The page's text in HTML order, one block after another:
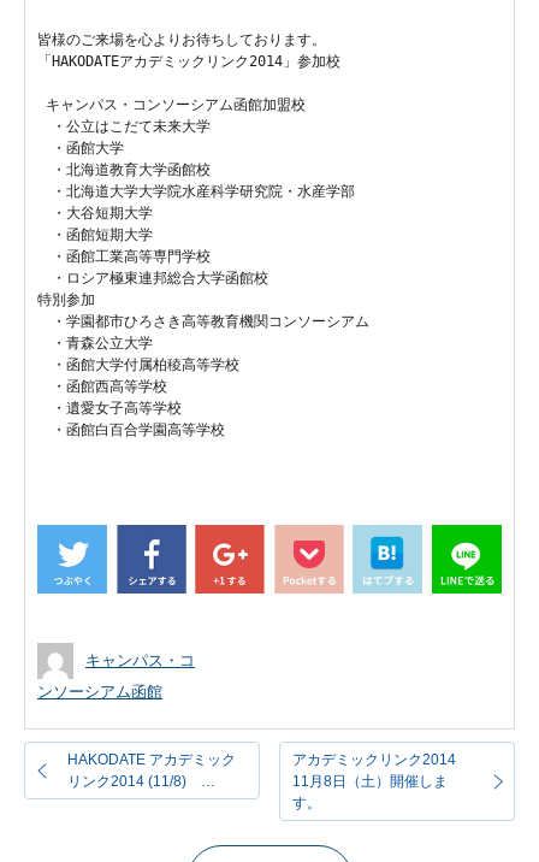
皆様のご来場を心よりお待ちしております。
「HAKODATEアカデミックリンク2014」参加校
キャンパス・コンソーシアム函館加盟校
・公立はこだて未来大学
・函館大学
・北海道教育大学函館校
・北海道大学大学院水産科学研究院・水産学部
・大谷短期大学
・函館短期大学
・函館工業高等専門学校
・ロシア極東連邦総合大学函館校
特別参加
・学園都市ひろさき高等教育機関コンソーシアム
・青森公立大学
・函館大学付属柏稜高等学校
・函館西高等学校
・遺愛女子高等学校
・函館白百合学園高等学校
キャンパス・コ
ンソーシアム函館
HAKODATE アカデミック
リンク2014 (11/8) …
アカデミックリンク2014
11月8日（土）開催しま
す。